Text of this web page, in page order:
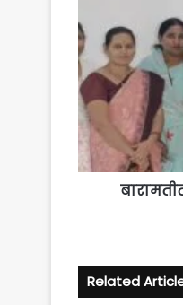
मेडिकल
कॉलेज
येथे
महिलांसाठी
आरोग्य
शिबिर
चे
आयोजन
Related